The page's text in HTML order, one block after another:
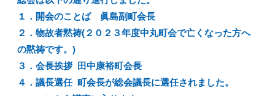
１．開会のことば 眞島副町会長
２．物故者黙祷(２０２３年度中丸町会で亡くなった方へ
の黙祷です。)
３．会長挨拶 田中康裕町会長
４．議長選任 町会長が総会議長に選任されました。